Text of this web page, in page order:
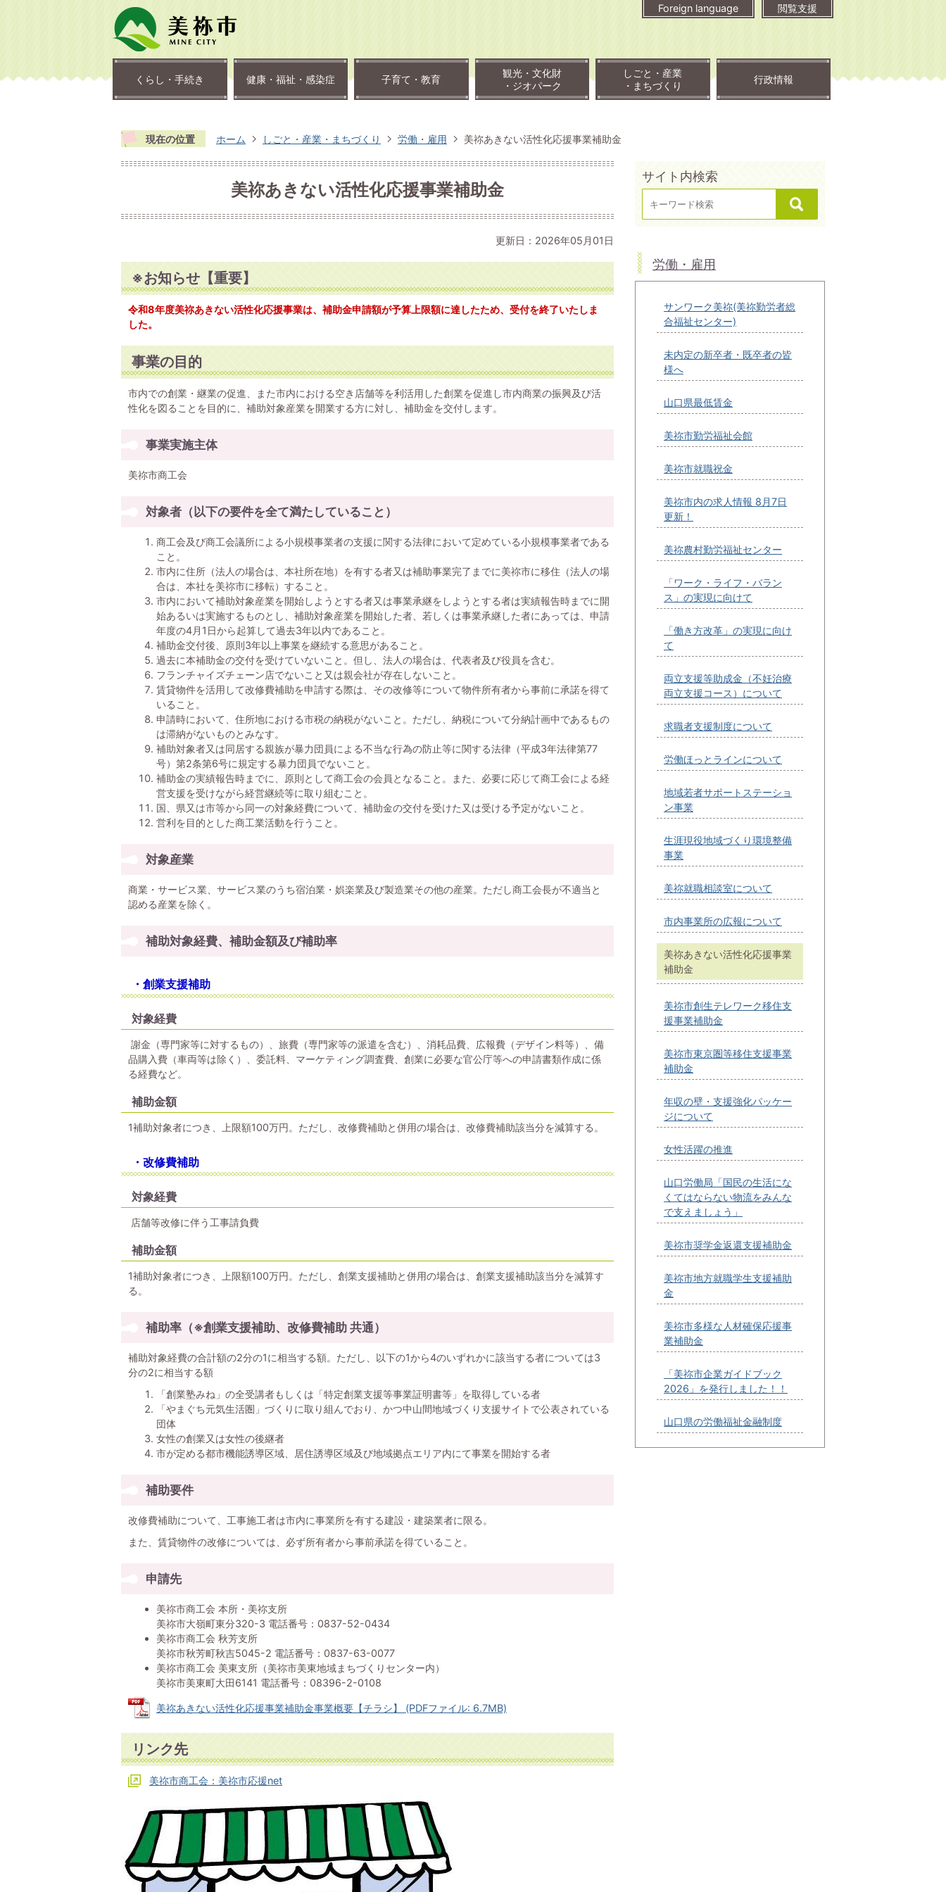
Foreign language 閲覧支援
くらし・手続き 健康・福祉・感染症 子育て・教育
観光・文化財
・ジオパーク
しごと・産業
・まちづくり
行政情報
現在の位置 ホーム しごと・産業・まちづくり 労働・雇用 美祢あきない活性化応援事業補助金
美祢あきない活性化応援事業補助金
更新日：2026年05月01日
※お知らせ【重要】
令和8年度美祢あきない活性化応援事業は、補助金申請額が予算上限額に達したため、受付を終了いたしま
した。
事業の目的
市内での創業・継業の促進、また市内における空き店舗等を利活用した創業を促進し市内商業の振興及び活
性化を図ることを目的に、補助対象産業を開業する方に対し、補助金を交付します。
事業実施主体
美祢市商工会
対象者（以下の要件を全て満たしていること）
商工会及び商工会議所による小規模事業者の支援に関する法律において定めている小規模事業者である
こと。
市内に住所（法人の場合は、本社所在地）を有する者又は補助事業完了までに美祢市に移住（法人の場
合は、本社を美祢市に移転）すること。
市内において補助対象産業を開始しようとする者又は事業承継をしようとする者は実績報告時までに開
始あるいは実施するものとし、補助対象産業を開始した者、若しくは事業承継した者にあっては、申請
年度の4月1日から起算して過去3年以内であること。
補助金交付後、原則3年以上事業を継続する意思があること。
過去に本補助金の交付を受けていないこと。但し、法人の場合は、代表者及び役員を含む。
フランチャイズチェーン店でないこと又は親会社が存在しないこと。
賃貸物件を活用して改修費補助を申請する際は、その改修等について物件所有者から事前に承諾を得て
いること。
申請時において、住所地における市税の納税がないこと。ただし、納税について分納計画中であるもの
は滞納がないものとみなす。
補助対象者又は同居する親族が暴力団員による不当な行為の防止等に関する法律（平成3年法律第77
号）第2条第6号に規定する暴力団員でないこと。
補助金の実績報告時までに、原則として商工会の会員となること。また、必要に応じて商工会による経
営支援を受けながら経営継続等に取り組むこと。
国、県又は市等から同一の対象経費について、補助金の交付を受けた又は受ける予定がないこと。
営利を目的とした商工業活動を行うこと。
対象産業
商業・サービス業、サービス業のうち宿泊業・娯楽業及び製造業その他の産業。ただし商工会長が不適当と
認める産業を除く。
補助対象経費、補助金額及び補助率
・創業支援補助
対象経費
謝金（専門家等に対するもの）、旅費（専門家等の派遣を含む）、消耗品費、広報費（デザイン料等）、備
品購入費（車両等は除く）、委託料、マーケティング調査費、創業に必要な官公庁等への申請書類作成に係
る経費など。
補助金額
1補助対象者につき、上限額100万円。ただし、改修費補助と併用の場合は、改修費補助該当分を減算する。
・改修費補助
対象経費
店舗等改修に伴う工事請負費
補助金額
1補助対象者につき、上限額100万円。ただし、創業支援補助と併用の場合は、創業支援補助該当分を減算す
る。
補助率（※創業支援補助、改修費補助 共通）
補助対象経費の合計額の2分の1に相当する額。ただし、以下の1から4のいずれかに該当する者については3
分の2に相当する額
「創業塾みね」の全受講者もしくは「特定創業支援等事業証明書等」を取得している者
「やまぐち元気生活圏」づくりに取り組んでおり、かつ中山間地域づくり支援サイトで公表されている
団体
女性の創業又は女性の後継者
市が定める都市機能誘導区域、居住誘導区域及び地域拠点エリア内にて事業を開始する者
補助要件
改修費補助について、工事施工者は市内に事業所を有する建設・建築業者に限る。
また、賃貸物件の改修については、必ず所有者から事前承諾を得ていること。
申請先
美祢市商工会 本所・美祢支所
美祢市大嶺町東分320-3 電話番号：0837-52-0434
美祢市商工会 秋芳支所
美祢市秋芳町秋吉5045-2 電話番号：0837-63-0077
美祢市商工会 美東支所（美祢市美東地域まちづくりセンター内）
美祢市美東町大田6141 電話番号：08396-2-0108
美祢あきない活性化応援事業補助金事業概要【チラシ】 (PDFファイル: 6.7MB)
リンク先
美祢市商工会：美祢市応援net
サイト内検索
労働・雇用
サンワーク美祢(美祢勤労者総
合福祉センター)
未内定の新卒者・既卒者の皆
様へ
山口県最低賃金
美祢市勤労福祉会館
美祢市就職祝金
美祢市内の求人情報 8月7日
更新！
美祢農村勤労福祉センター
「ワーク・ライフ・バラン
ス」の実現に向けて
「働き方改革」の実現に向け
て
両立支援等助成金（不妊治療
両立支援コース）について
求職者支援制度について
労働ほっとラインについて
地域若者サポートステーショ
ン事業
生涯現役地域づくり環境整備
事業
美祢就職相談室について
市内事業所の広報について
美祢あきない活性化応援事業
補助金
美祢市創生テレワーク移住支
援事業補助金
美祢市東京圏等移住支援事業
補助金
年収の壁・支援強化パッケー
ジについて
女性活躍の推進
山口労働局「国民の生活にな
くてはならない物流をみんな
で支えましょう」
美祢市奨学金返還支援補助金
美祢市地方就職学生支援補助
金
美祢市多様な人材確保応援事
業補助金
「美祢市企業ガイドブック
2026」を発行しました！！
山口県の労働福祉金融制度